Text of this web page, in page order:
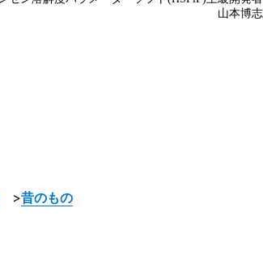
>昔のもの